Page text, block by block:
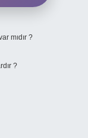
mıdır ?
?